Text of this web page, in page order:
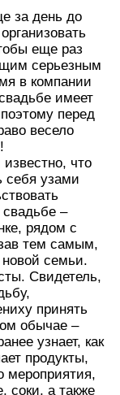
за день до
еще раз
серьезным
в компании
имеет
перед
весело
что
себя узами
–
рядом с
тем самым,
новой семьи.
Свидетель,
принять
обычае –
узнает, как
продукты,
мероприятия,
соки, а также